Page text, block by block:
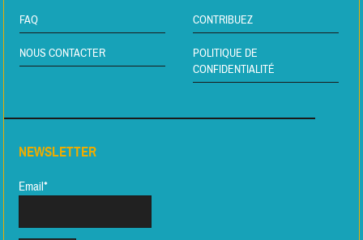
FAQ CONTRIBUEZ
NOUS CONTACTER
POLITIQUE DE
CONFIDENTIALITÉ
NEWSLETTER
Email*